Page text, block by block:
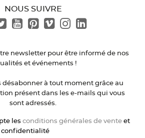
NOUS SUIVRE
newsletter pour être informé de nos
et événements !
désabonner à tout moment grâce au
présent dans les e-mails qui vous
sont adressés.
les conditions générales de vente et
confidentialité